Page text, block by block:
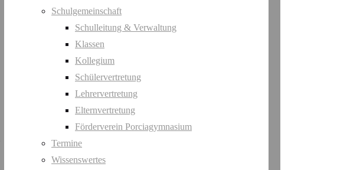
Schulgemeinschaft
Schulleitung & Verwaltung
Klassen
Kollegium
Schülervertretung
Lehrervertretung
Elternvertretung
Förderverein Porciagymnasium
Termine
Wissenswertes